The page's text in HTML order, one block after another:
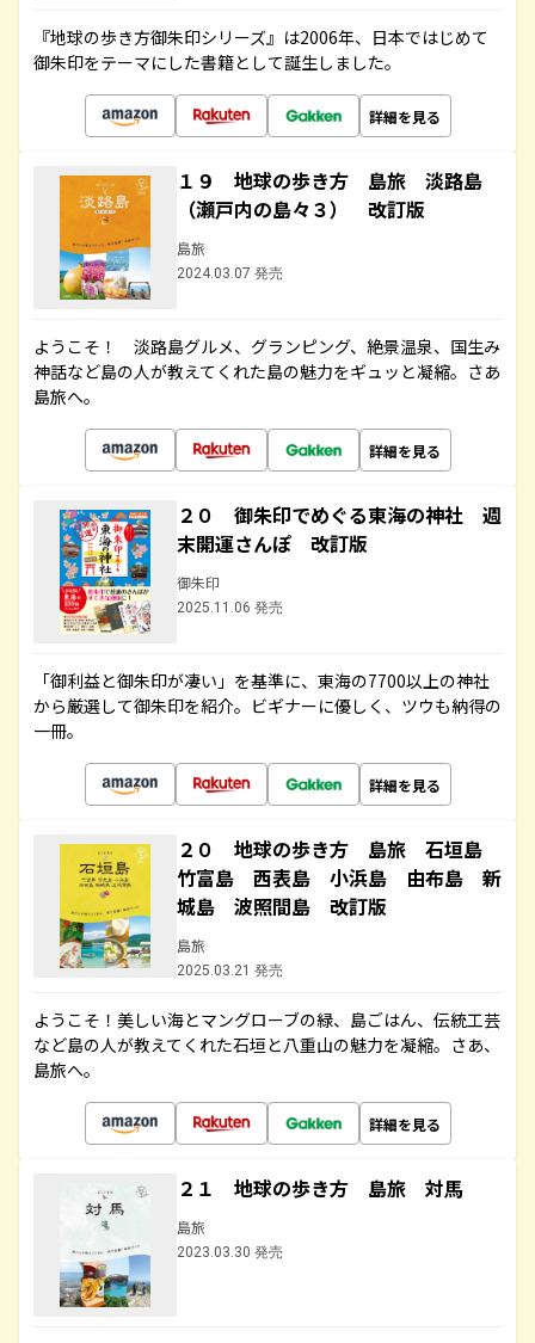
『地球の歩き方御朱印シリーズ』は2006年、日本ではじめて
御朱印をテーマにした書籍として誕生しました。
詳細を見る
１９ 地球の歩き方 島旅 淡路島
（瀬戸内の島々３） 改訂版
島旅
2024.03.07 発売
ようこそ！ 淡路島グルメ、グランピング、絶景温泉、国生み
神話など島の人が教えてくれた島の魅力をギュッと凝縮。さあ
島旅へ。
詳細を見る
２０ 御朱印でめぐる東海の神社 週
末開運さんぽ 改訂版
御朱印
2025.11.06 発売
「御利益と御朱印が凄い」を基準に、東海の7700以上の神社
から厳選して御朱印を紹介。ビギナーに優しく、ツウも納得の
一冊。
詳細を見る
２０ 地球の歩き方 島旅 石垣島
竹富島 西表島 小浜島 由布島 新
城島 波照間島 改訂版
島旅
2025.03.21 発売
ようこそ！美しい海とマングローブの緑、島ごはん、伝統工芸
など島の人が教えてくれた石垣と八重山の魅力を凝縮。さあ、
島旅へ。
詳細を見る
２１ 地球の歩き方 島旅 対馬
島旅
2023.03.30 発売